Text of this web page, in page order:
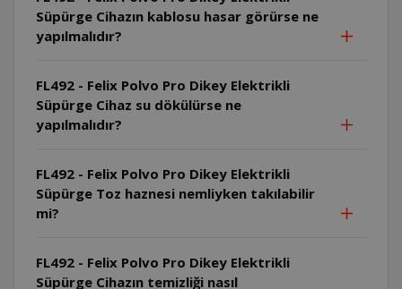
Süpürge Cihazın kablosu hasar görürse ne
yapılmalıdır?
FL492 - Felix Polvo Pro Dikey Elektrikli
Süpürge Cihaz su dökülürse ne
yapılmalıdır?
FL492 - Felix Polvo Pro Dikey Elektrikli
Süpürge Toz haznesi nemliyken takılabilir
mi?
FL492 - Felix Polvo Pro Dikey Elektrikli
Süpürge Cihazın temizliği nasıl